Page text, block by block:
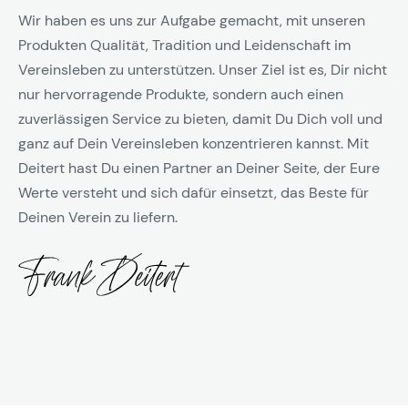
Wir haben es uns zur Aufgabe gemacht, mit unseren
Produkten Qualität, Tradition und Leidenschaft im
Vereinsleben zu unterstützen. Unser Ziel ist es, Dir nicht
nur hervorragende Produkte, sondern auch einen
zuverlässigen Service zu bieten, damit Du Dich voll und
ganz auf Dein Vereinsleben konzentrieren kannst. Mit
Deitert hast Du einen Partner an Deiner Seite, der Eure
Werte versteht und sich dafür einsetzt, das Beste für
Deinen Verein zu liefern.